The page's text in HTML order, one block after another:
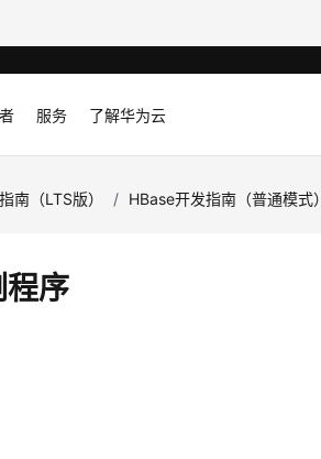
服务 了解华为云
南（LTS版） / HBase开发指南（普通模式）
程序